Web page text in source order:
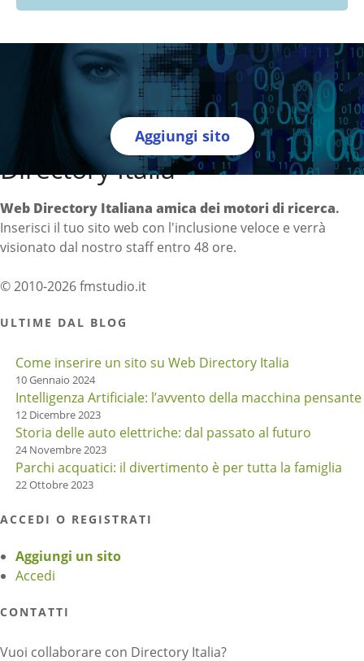
Aggiungi sito
Directory Italia
Web Directory Italiana amica dei motori di ricerca.
Inserisci il tuo sito web con l'inclusione veloce e verrà
visionato dal nostro staff entro 48 ore.
© 2010-2026 fmstudio.it
ULTIME DAL BLOG
Come inserire un sito su Web Directory Italia
10 Gennaio 2024
Intelligenza Artificiale: l’avvento della macchina pensante
12 Dicembre 2023
Storia delle auto elettriche: dal passato al futuro
24 Novembre 2023
Parchi acquatici: il divertimento è per tutta la famiglia
22 Ottobre 2023
ACCEDI O REGISTRATI
Aggiungi un sito
Accedi
CONTATTI
Vuoi collaborare con Directory Italia?